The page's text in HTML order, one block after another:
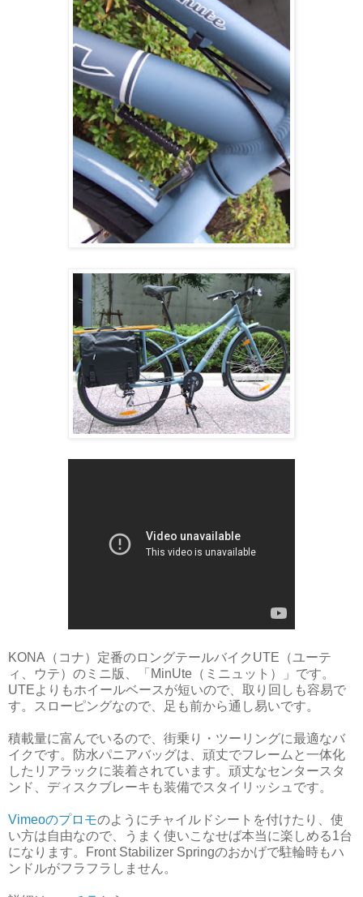
KONA（コナ）定番のロングテールバイクUTE（ユーテ
ィ、ウテ）のミニ版、「MinUte（ミニュット）」です。
UTEよりもホイールベースが短いので、取り回しも容易で
す。スローピングなので、足も前から通し易いです。
積載量に富んでいるので、街乗り・ツーリングに最適なバ
イクです。防水パニアバッグは、頑丈でフレームと一体化
したリアラックに装着されています。頑丈なセンタースタ
ンド、ディスクブレーキも装備でスタイリッシュです。
Vimeoのプロモのようにチャイルドシートを付けたり、使
い方は自由なので、うまく使いこなせば本当に楽しめる1台
になります。Front Stabilizer Springのおかげで駐輪時もハ
ンドルがフラフラしません。